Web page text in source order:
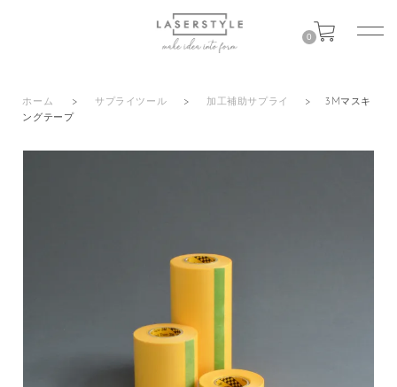
0
ホーム > サプライツール > 加工補助サプライ >
3Mマスキ
ングテープ